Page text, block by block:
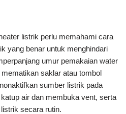
listrik perlu memahami cara
yang benar untuk menghindari
umur pemakaian water
saklar atau tombol
sumber listrik pada
air dan membuka vent, serta
secara rutin.